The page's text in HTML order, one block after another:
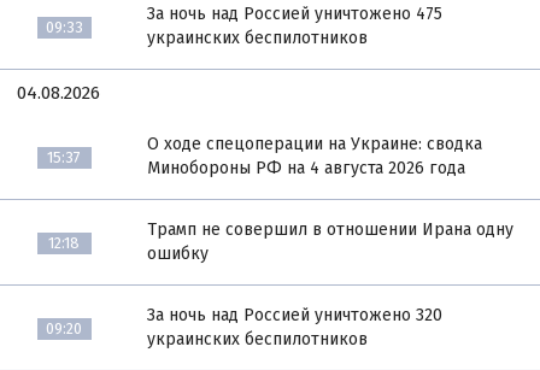
09:33
За ночь над Россией уничтожено 475
украинских беспилотников
04.08.2026
15:37
О ходе спецоперации на Украине: сводка
Минобороны РФ на 4 августа 2026 года
12:18
Трамп не совершил в отношении Ирана одну
ошибку
09:20
За ночь над Россией уничтожено 320
украинских беспилотников